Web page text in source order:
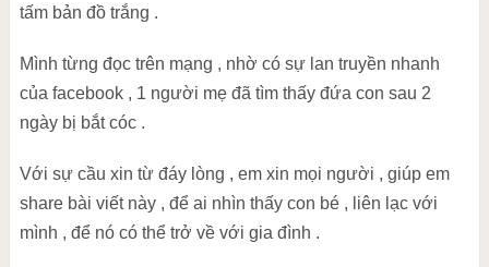
tấm bản đồ trắng .
Mình từng đọc trên mạng , nhờ có sự lan truyền nhanh
của facebook , 1 người mẹ đã tìm thấy đứa con sau 2
ngày bị bắt cóc .
Với sự cầu xin từ đáy lòng , em xin mọi người , giúp em
share bài viết này , để ai nhìn thấy con bé , liên lạc với
mình , để nó có thể trở về với gia đình .